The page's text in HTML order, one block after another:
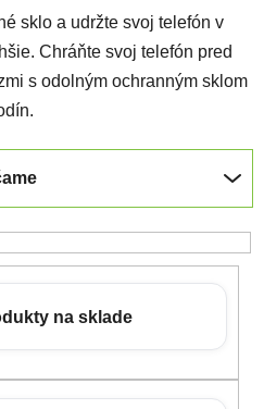
sklo a udržte svoj telefón v
Chráňte svoj telefón pred
s odolným ochranným sklom
na sklade